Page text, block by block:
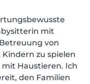
mit
von
zu spielen
Haustieren. Ich
den Familien